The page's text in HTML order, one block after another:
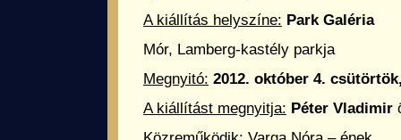
A kiállítás helyszíne: Park Galéria
Mór, Lamberg-kastély parkja
Megnyitó: 2012. október 4.
A kiállítást megnyitja: Péter Vladimir